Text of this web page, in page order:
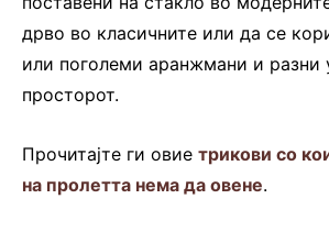
дрво во класичните или да се
или поголеми аранжмани и разни
просторот.
Прочитајте ги овие трикови со
на пролетта нема да овене.